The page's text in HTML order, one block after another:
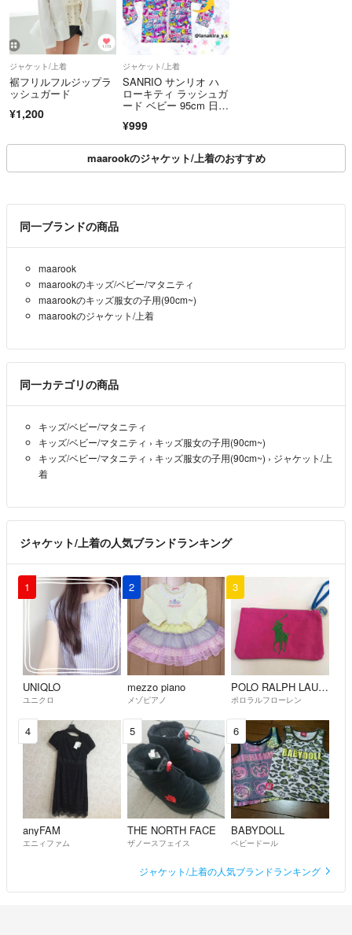
ジャケット/上着
裾フリルフルジップラ
ッシュガード
¥1,200
ジャケット/上着
SANRIO サンリオ ハ
ローキティ ラッシュガ
ード ベビー 95cm 日よ
¥999
maarookのジャケット/上着のおすすめ
同一ブランドの商品
maarook
maarookのキッズ/ベビー/マタニティ
maarookのキッズ服女の子用(90cm~)
maarookのジャケット/上着
同一カテゴリの商品
キッズ/ベビー/マタニティ
キッズ/ベビー/マタニティ › キッズ服女の子用(90cm~)
キッズ/ベビー/マタニティ › キッズ服女の子用(90cm~) › ジャケット/上
着
ジャケット/上着の人気ブランドランキング
1
UNIQLO
ユニクロ
2
mezzo piano
メゾピアノ
3
POLO RALPH LAUREN
ポロラルフローレン
4
anyFAM
エニィファム
5
THE NORTH FACE
ザノースフェイス
6
BABYDOLL
ベビードール
ジャケット/上着の人気ブランドランキング